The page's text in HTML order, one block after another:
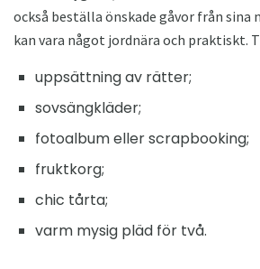
också beställa önskade gåvor från sina
kan vara något jordnära och praktiskt.
uppsättning av rätter;
sovsängkläder;
fotoalbum eller scrapbooking;
fruktkorg;
chic tårta;
varm mysig pläd för två.